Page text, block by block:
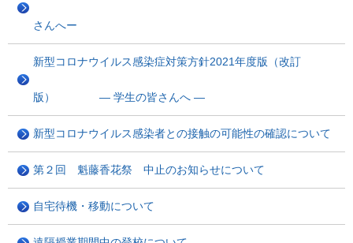
さんへー
新型コロナウイルス感染症対策方針2021年度版（改訂
版） ― 学生の皆さんへ ―
新型コロナウイルス感染者との接触の可能性の確認について
第２回 魁藤香花祭 中止のお知らせについて
自宅待機・移動について